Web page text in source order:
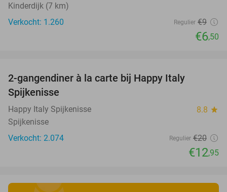
Kinderdijk (7 km)
Verkocht: 1.260
Regulier €9
€6,50
2-gangendiner à la carte bij Happy Italy
Spijkenisse
Happy Italy Spijkenisse 8.8 star
Spijkenisse
Verkocht: 2.074
Regulier €20
€12,95